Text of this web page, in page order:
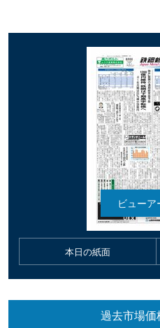
本日の紙面
過去市場価